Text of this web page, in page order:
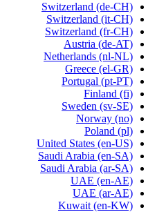
Switzerland (de-CH)
Switzerland (it-CH)
Switzerland (fr-CH)
Austria (de-AT)
Netherlands (nl-NL)
Greece (el-GR)
Portugal (pt-PT)
Finland (fi)
Sweden (sv-SE)
Norway (no)
Poland (pl)
United States (en-US)
Saudi Arabia (en-SA)
Saudi Arabia (ar-SA)
UAE (en-AE)
UAE (ar-AE)
Kuwait (en-KW)